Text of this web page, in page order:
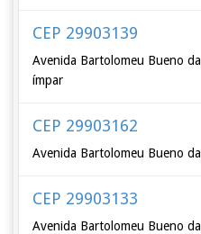
CEP 29903139
Avenida Bartolomeu Bueno
ímpar
CEP 29903162
Avenida Bartolomeu Bueno
CEP 29903133
Avenida Bartolomeu Bueno